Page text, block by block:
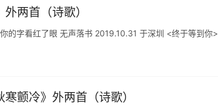
两首（诗歌）
的字看红了眼 无声落书 2019.10.31 于深圳 <终于等到你>
颤冷》外两首（诗歌）